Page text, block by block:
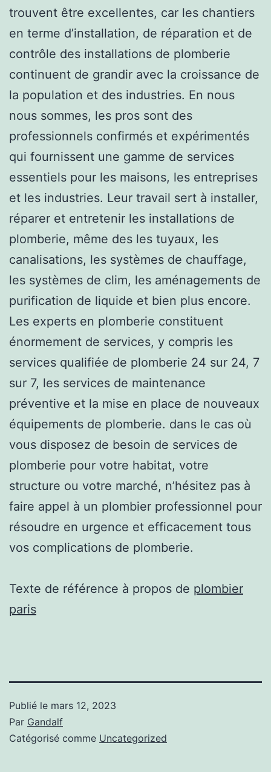
trouvent être excellentes, car les chantiers
en terme d’installation, de réparation et de
contrôle des installations de plomberie
continuent de grandir avec la croissance de
la population et des industries. En nous
nous sommes, les pros sont des
professionnels confirmés et expérimentés
qui fournissent une gamme de services
essentiels pour les maisons, les entreprises
et les industries. Leur travail sert à installer,
réparer et entretenir les installations de
plomberie, même des les tuyaux, les
canalisations, les systèmes de chauffage,
les systèmes de clim, les aménagements de
purification de liquide et bien plus encore.
Les experts en plomberie constituent
énormement de services, y compris les
services qualifiée de plomberie 24 sur 24, 7
sur 7, les services de maintenance
préventive et la mise en place de nouveaux
équipements de plomberie. dans le cas où
vous disposez de besoin de services de
plomberie pour votre habitat, votre
structure ou votre marché, n’hésitez pas à
faire appel à un plombier professionnel pour
résoudre en urgence et efficacement tous
vos complications de plomberie.
Texte de référence à propos de plombier
paris
Publié le mars 12, 2023
Par Gandalf
Catégorisé comme Uncategorized